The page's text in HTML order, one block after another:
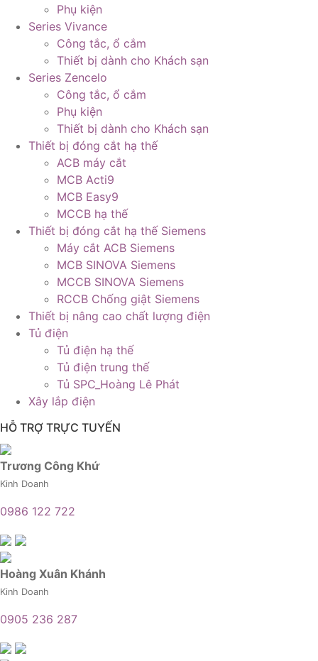
Phụ kiện
Series Vivance
Công tắc, ổ cắm
Thiết bị dành cho Khách sạn
Series Zencelo
Công tắc, ổ cắm
Phụ kiện
Thiết bị dành cho Khách sạn
Thiết bị đóng cắt hạ thế
ACB máy cắt
MCB Acti9
MCB Easy9
MCCB hạ thế
Thiết bị đóng cắt hạ thế Siemens
Máy cắt ACB Siemens
MCB SINOVA Siemens
MCCB SINOVA Siemens
RCCB Chống giật Siemens
Thiết bị nâng cao chất lượng điện
Tủ điện
Tủ điện hạ thế
Tủ điện trung thế
Tủ SPC_Hoàng Lê Phát
Xây lắp điện
HỖ TRỢ TRỰC TUYẾN
Trương Công Khứ
Kinh Doanh
0986 122 722
Hoàng Xuân Khánh
Kinh Doanh
0905 236 287